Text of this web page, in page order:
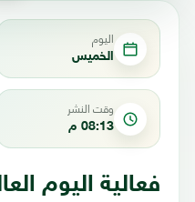
اليوم
الخميس
وقت النشر
08:13 م
فعالية اليوم